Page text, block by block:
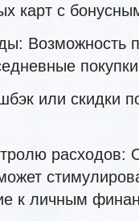
карт с
Возможность
или скидки
расходов:
к личным